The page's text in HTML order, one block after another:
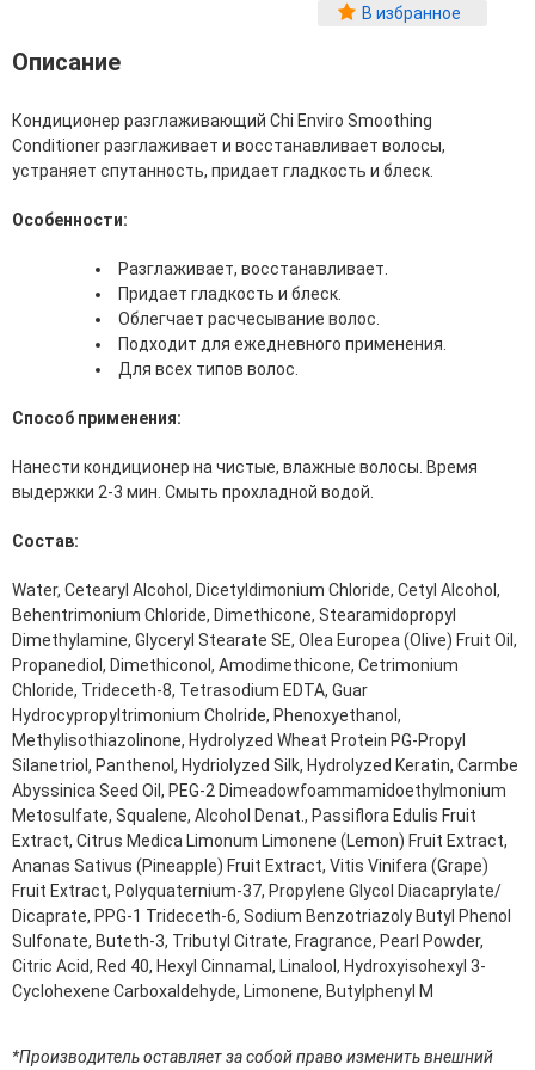
Для Лица
Ампулы для лица
Бальзамы для лица
Гели для лица
Карбокситерапия
Лосьоны, тоники и мисты для лица
Маски для лица
Масла для лица
Мицеллярная вода
Молочко и сливки для лица
Пенки и муссы для лица
Спреи для лица
Средства для умывания
Уход для губ
Уход для кожи вокруг глаз
Флюиды для лица
Для Тела
Автозагар для тела
Антицеллюлитные средства
Бальзамы и гели для тела
Гели для душа
Дезодоранты для тела
Защита от солнца для тела
Кремы для тела
Лосьоны, сыворотки и эликсиры для тела
Масла для тела
Молочко для тела
Мыло
Наборы по уходу за телом
Скрабы и пилинги для тела
В избранное
Описание
Кондиционер разглаживающий Chi Enviro Smoothing
Conditioner разглаживает и восстанавливает волосы,
устраняет спутанность, придает гладкость и блеск.
Особенности:
Разглаживает, восстанавливает.
Придает гладкость и блеск.
Облегчает расчесывание волос.
Подходит для ежедневного применения.
Для всех типов волос.
Способ применения:
Нанести кондиционер на чистые, влажные волосы. Время
выдержки 2-3 мин. Смыть прохладной водой.
Состав:
Water, Cetearyl Alcohol, Dicetyldimonium Chloride, Cetyl Alcohol,
Behentrimonium Chloride, Dimethicone, Stearamidopropyl
Dimethylamine, Glyceryl Stearate SE, Olea Europea (Olive) Fruit Oil,
Propanediol, Dimethiconol, Amodimethicone, Cetrimonium
Chloride, Trideceth-8, Tetrasodium EDTA, Guar
Hydrocypropyltrimonium Cholride, Phenoxyethanol,
Methylisothiazolinone, Hydrolyzed Wheat Protein PG-Propyl
Silanetriol, Panthenol, Hydriolyzed Silk, Hydrolyzed Keratin, Carmbe
Abyssinica Seed Oil, PEG-2 Dimeadowfoammamidoethylmonium
Metosulfate, Squalene, Alcohol Denat., Passiflora Edulis Fruit
Extract, Citrus Medica Limonum Limonene (Lemon) Fruit Extract,
Ananas Sativus (Pineapple) Fruit Extract, Vitis Vinifera (Grape)
Fruit Extract, Polyquaternium-37, Propylene Glycol Diacaprylate/
Dicaprate, PPG-1 Trideceth-6, Sodium Benzotriazoly Butyl Phenol
Sulfonate, Buteth-3, Tributyl Citrate, Fragrance, Pearl Powder,
Citric Acid, Red 40, Hexyl Cinnamal, Linalool, Hydroxyisohexyl 3-
Cyclohexene Carboxaldehyde, Limonene, Butylphenyl M
*Производитель оставляет за собой право изменить внешний